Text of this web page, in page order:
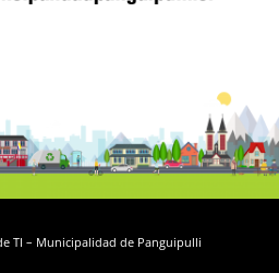
TI – Municipalidad de Panguipulli